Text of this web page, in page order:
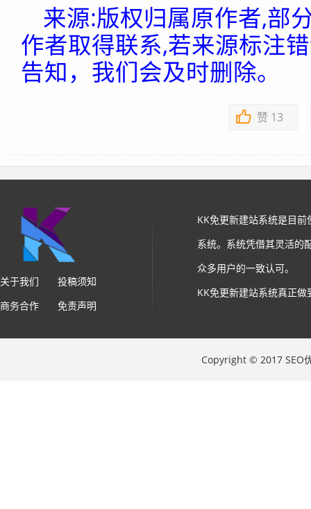
来源:版权归属原作者,部
作者取得联系,若来源标注
告知，我们会及时删除。
赞 13
关于我们
投稿须知
商务合作
免责声明
KK免更新建站系统是目
系统。系统凭借其灵活的
众多用户的一致认可。
KK免更新建站系统真正
Copyright © 2017 SEO